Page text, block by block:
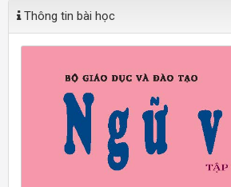
Thông tin bài học